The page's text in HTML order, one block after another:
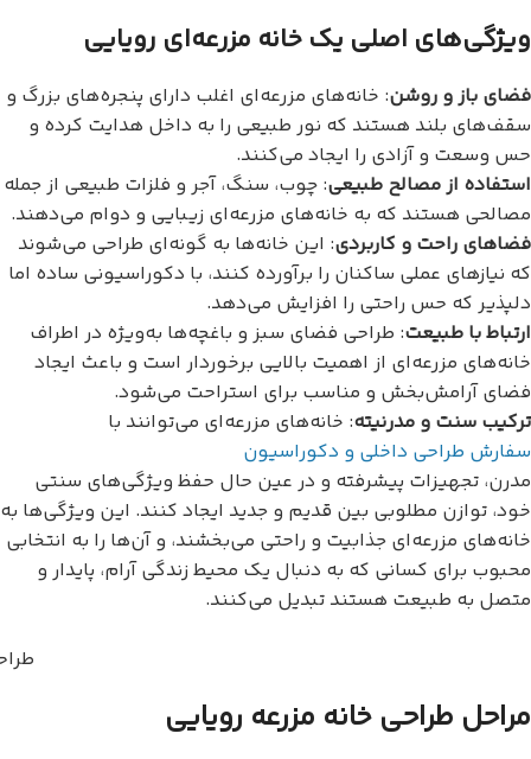
ویژگی‌های اصلی یک خانه مزرعه‌ای رویایی
فضای باز و روشن: خانه‌های مزرعه‌ای اغلب دارای پنجره‌های بزرگ و
سقف‌های بلند هستند که نور طبیعی را به داخل هدایت کرده و
حس وسعت و آزادی را ایجاد می‌کنند.
استفاده از مصالح طبیعی: چوب، سنگ، آجر و فلزات طبیعی از جمله
مصالحی هستند که به خانه‌های مزرعه‌ای زیبایی و دوام می‌دهند.
فضاهای راحت و کاربردی: این خانه‌ها به گونه‌ای طراحی می‌شوند
که نیازهای عملی ساکنان را برآورده کنند، با دکوراسیونی ساده اما
دلپذیر که حس راحتی را افزایش می‌دهد.
ارتباط با طبیعت: طراحی فضای سبز و باغچه‌ها به‌ویژه در اطراف
خانه‌های مزرعه‌ای از اهمیت بالایی برخوردار است و باعث ایجاد
فضای آرامش‌بخش و مناسب برای استراحت می‌شود.
ترکیب سنت و مدرنیته: خانه‌های مزرعه‌ای می‌توانند با
سفارش طراحی داخلی و دکوراسیون
مدرن، تجهیزات پیشرفته و در عین حال حفظ ویژگی‌های سنتی
خود، توازن مطلوبی بین قدیم و جدید ایجاد کنند. این ویژگی‌ها به
خانه‌های مزرعه‌ای جذابیت و راحتی می‌بخشند، و آن‌ها را به انتخابی
محبوب برای کسانی که به دنبال یک محیط زندگی آرام، پایدار و
متصل به طبیعت هستند تبدیل می‌کنند.
مراحل طراحی خانه مزرعه رویایی